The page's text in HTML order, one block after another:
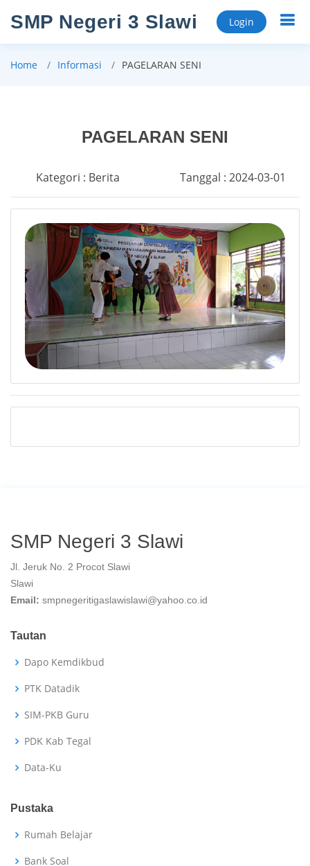
SMP Negeri 3 Slawi Login
Home Informasi PAGELARAN SENI
PAGELARAN SENI
Kategori : Berita Tanggal : 2024-03-01
SMP Negeri 3 Slawi
Jl. Jeruk No. 2 Procot Slawi
Slawi
Email: smpnegeritigaslawislawi@yahoo.co.id
Tautan
Dapo Kemdikbud
PTK Datadik
SIM-PKB Guru
PDK Kab Tegal
Data-Ku
Pustaka
Rumah Belajar
Bank Soal